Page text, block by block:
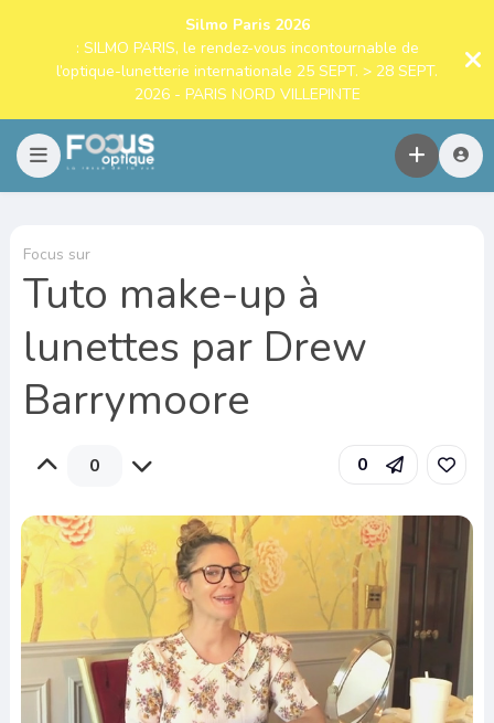
Silmo Paris 2026
: SILMO PARIS, le rendez-vous incontournable de
l’optique-lunetterie internationale 25 SEPT. > 28 SEPT.
2026 - PARIS NORD VILLEPINTE
Focus sur
Tuto make-up à
lunettes par Drew
Barrymoore
0 0